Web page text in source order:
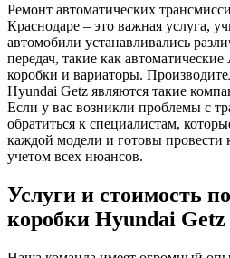
Ремонт автоматических
Краснодаре – это важная услуга,
автомобили устанавливались
передач, такие как
коробки и вариаторы.
Hyundai Getz являются такие
Если у вас возникли проблемы с
обратиться к специалистам,
каждой модели и готовы провести
учетом всех нюансов.
Услуги и стоимость
коробки Hyundai Getz